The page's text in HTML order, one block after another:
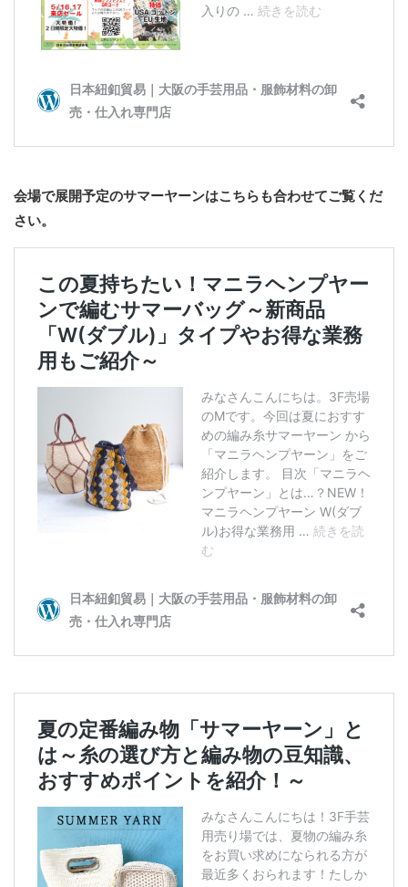
会場で展開予定のサマーヤーンはこちらも合わせてご覧くだ
さい。